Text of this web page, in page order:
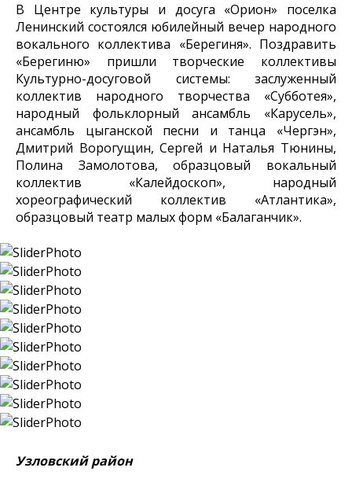
В Центре культуры и досуга «Орион» поселка
Ленинский состоялся юбилейный вечер народного
вокального коллектива «Берегиня». Поздравить
«Берегиню» пришли творческие коллективы
Культурно-досуговой системы: заслуженный
коллектив народного творчества «Субботея»,
народный фольклорный ансамбль «Карусель»,
ансамбль цыганской песни и танца «Чергэн»,
Дмитрий Ворогущин, Сергей и Наталья Тюнины,
Полина Замолотова, образцовый вокальный
коллектив «Калейдоскоп», народный
хореографический коллектив «Атлантика»,
образцовый театр малых форм «Балаганчик».
Узловский район